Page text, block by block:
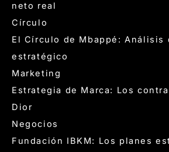
neto real
Círculo
El Círculo de Mbappé: Análisis
estratégico
Marketing
Estrategia de Marca: Los
Dior
Negocios
Fundación IBKM: Los planes